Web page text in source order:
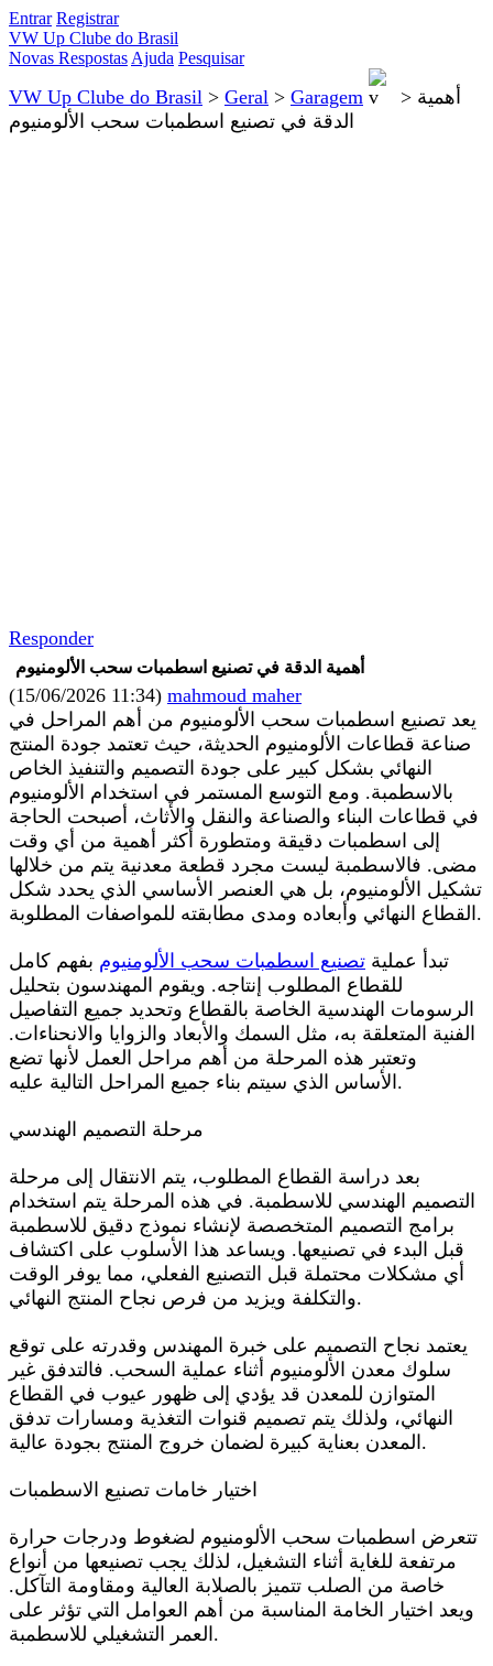
Entrar Registrar
VW Up Clube do Brasil
Novas Respostas Ajuda Pesquisar
VW Up Clube do Brasil > Geral > Garagem > أهمية
الدقة في تصنيع اسطمبات سحب الألومنيوم
Responder
أهمية الدقة في تصنيع اسطمبات سحب الألومنيوم
(15/06/2026 11:34) mahmoud maher
يعد تصنيع اسطمبات سحب الألومنيوم من أهم المراحل في
صناعة قطاعات الألومنيوم الحديثة، حيث تعتمد جودة المنتج
النهائي بشكل كبير على جودة التصميم والتنفيذ الخاص
بالاسطمبة. ومع التوسع المستمر في استخدام الألومنيوم
في قطاعات البناء والصناعة والنقل والأثاث، أصبحت الحاجة
إلى اسطمبات دقيقة ومتطورة أكثر أهمية من أي وقت
مضى. فالاسطمبة ليست مجرد قطعة معدنية يتم من خلالها
تشكيل الألومنيوم، بل هي العنصر الأساسي الذي يحدد شكل
القطاع النهائي وأبعاده ومدى مطابقته للمواصفات المطلوبة.
تبدأ عملية تصنيع اسطمبات سحب الألومنيوم بفهم كامل
للقطاع المطلوب إنتاجه. ويقوم المهندسون بتحليل
الرسومات الهندسية الخاصة بالقطاع وتحديد جميع التفاصيل
الفنية المتعلقة به، مثل السمك والأبعاد والزوايا والانحناءات.
وتعتبر هذه المرحلة من أهم مراحل العمل لأنها تضع
الأساس الذي سيتم بناء جميع المراحل التالية عليه.
مرحلة التصميم الهندسي
بعد دراسة القطاع المطلوب، يتم الانتقال إلى مرحلة
التصميم الهندسي للاسطمبة. في هذه المرحلة يتم استخدام
برامج التصميم المتخصصة لإنشاء نموذج دقيق للاسطمبة
قبل البدء في تصنيعها. ويساعد هذا الأسلوب على اكتشاف
أي مشكلات محتملة قبل التصنيع الفعلي، مما يوفر الوقت
والتكلفة ويزيد من فرص نجاح المنتج النهائي.
يعتمد نجاح التصميم على خبرة المهندس وقدرته على توقع
سلوك معدن الألومنيوم أثناء عملية السحب. فالتدفق غير
المتوازن للمعدن قد يؤدي إلى ظهور عيوب في القطاع
النهائي، ولذلك يتم تصميم قنوات التغذية ومسارات تدفق
المعدن بعناية كبيرة لضمان خروج المنتج بجودة عالية.
اختيار خامات تصنيع الاسطمبات
تتعرض اسطمبات سحب الألومنيوم لضغوط ودرجات حرارة
مرتفعة للغاية أثناء التشغيل، لذلك يجب تصنيعها من أنواع
خاصة من الصلب تتميز بالصلابة العالية ومقاومة التآكل.
ويعد اختيار الخامة المناسبة من أهم العوامل التي تؤثر على
العمر التشغيلي للاسطمبة.